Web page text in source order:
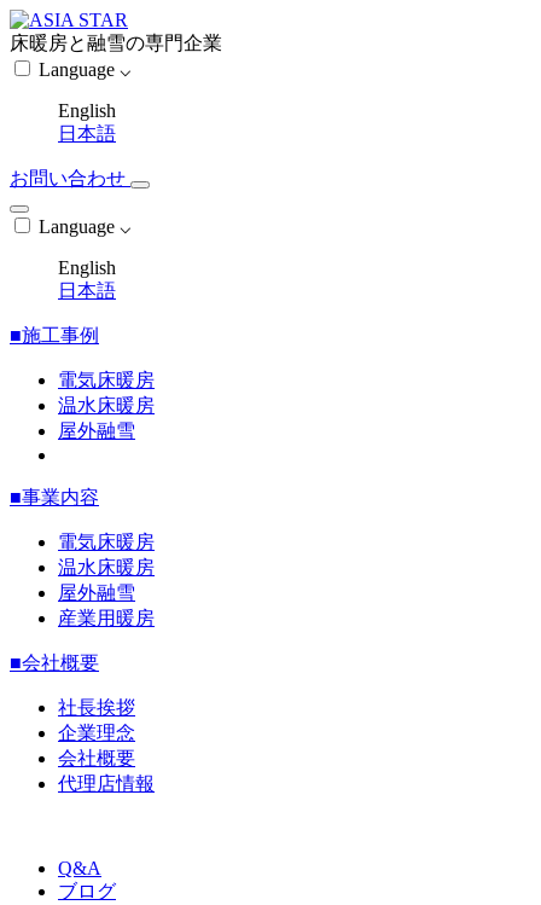
床暖房と融雪の専門企業
Language ⌵
English
日本語
お問い合わせ
Language ⌵
English
日本語
■施工事例
電気床暖房
温水床暖房
屋外融雪
■事業内容
電気床暖房
温水床暖房
屋外融雪
産業用暖房
■会社概要
社長挨拶
企業理念
会社概要
代理店情報
Q&A
ブログ